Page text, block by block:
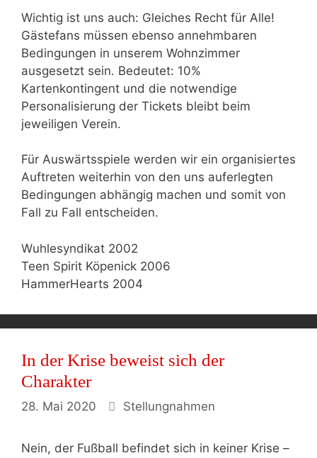
Wichtig ist uns auch: Gleiches Recht für Alle!
Gästefans müssen ebenso annehmbaren
Bedingungen in unserem Wohnzimmer
ausgesetzt sein. Bedeutet: 10%
Kartenkontingent und die notwendige
Personalisierung der Tickets bleibt beim
jeweiligen Verein.
Für Auswärtsspiele werden wir ein organisiertes
Auftreten weiterhin von den uns auferlegten
Bedingungen abhängig machen und somit von
Fall zu Fall entscheiden.
Wuhlesyndikat 2002
Teen Spirit Köpenick 2006
HammerHearts 2004
In der Krise beweist sich der
Charakter
28. Mai 2020 Kategorien
Stellungnahmen
Nein, der Fußball befindet sich in keiner Krise –